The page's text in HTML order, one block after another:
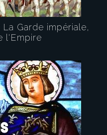
Garde impériale,
l'Empire